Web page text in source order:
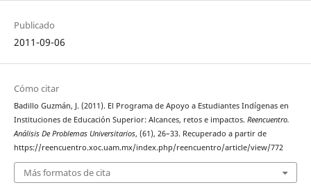
Publicado
2011-09-06
Cómo citar
Badillo Guzmán, J. (2011). El Programa de Apoyo a Estudiantes Indígenas en
Instituciones de Educación Superior: Alcances, retos e impactos. Reencuentro.
Análisis De Problemas Universitarios, (61), 26–33. Recuperado a partir de
https://reencuentro.xoc.uam.mx/index.php/reencuentro/article/view/772
Más formatos de cita